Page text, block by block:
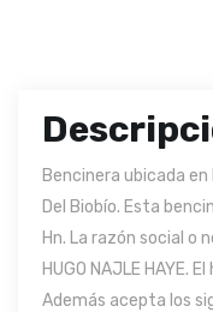
Bencinera ubicada en
Del Biobío. Esta
Hn. La razón social o
HUGO NAJLE HAYE.
Además acepta los